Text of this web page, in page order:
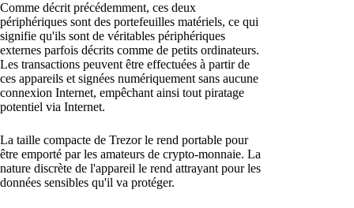
Comme décrit précédemment, ces deux
périphériques sont des portefeuilles matériels, ce qui
signifie qu'ils sont de véritables périphériques
externes parfois décrits comme de petits ordinateurs.
Les transactions peuvent être effectuées à partir de
ces appareils et signées numériquement sans aucune
connexion Internet, empêchant ainsi tout piratage
potentiel via Internet.
La taille compacte de Trezor le rend portable pour
être emporté par les amateurs de crypto-monnaie. La
nature discrète de l'appareil le rend attrayant pour les
données sensibles qu'il va protéger.